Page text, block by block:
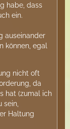
habe, dass
ein.
auseinander
können, egal
nicht oft
da
hat (zumal ich
sein,
Haltung